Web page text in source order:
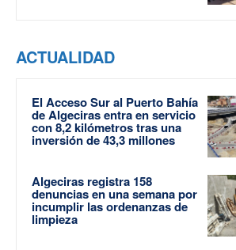
ACTUALIDAD
El Acceso Sur al Puerto Bahía
de Algeciras entra en servicio
con 8,2 kilómetros tras una
inversión de 43,3 millones
Algeciras registra 158
denuncias en una semana por
incumplir las ordenanzas de
limpieza